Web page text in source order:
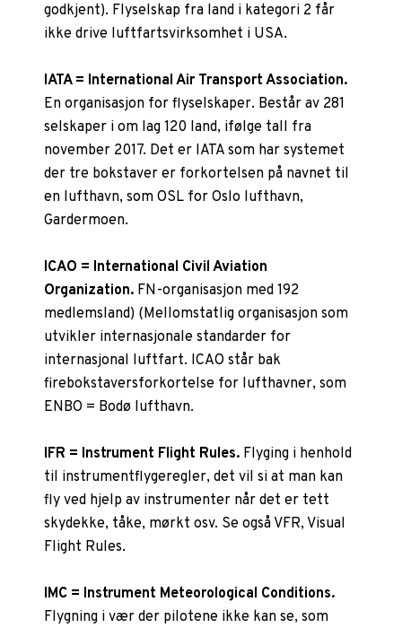
godkjent). Flyselskap fra land i kategori 2 får
ikke drive luftfartsvirksomhet i USA.
IATA = International Air Transport Association.
En organisasjon for flyselskaper. Består av 281
selskaper i om lag 120 land, ifølge tall fra
november 2017. Det er IATA som har systemet
der tre bokstaver er forkortelsen på navnet til
en lufthavn, som OSL for Oslo lufthavn,
Gardermoen.
ICAO = International Civil Aviation
Organization. FN-organisasjon med 192
medlemsland) (Mellomstatlig organisasjon som
utvikler internasjonale standarder for
internasjonal luftfart. ICAO står bak
firebokstaversforkortelse for lufthavner, som
ENBO = Bodø lufthavn.
IFR = Instrument Flight Rules. Flyging i henhold
til instrumentflygeregler, det vil si at man kan
fly ved hjelp av instrumenter når det er tett
skydekke, tåke, mørkt osv. Se også VFR, Visual
Flight Rules.
IMC = Instrument Meteorological Conditions.
Flygning i vær der pilotene ikke kan se, som